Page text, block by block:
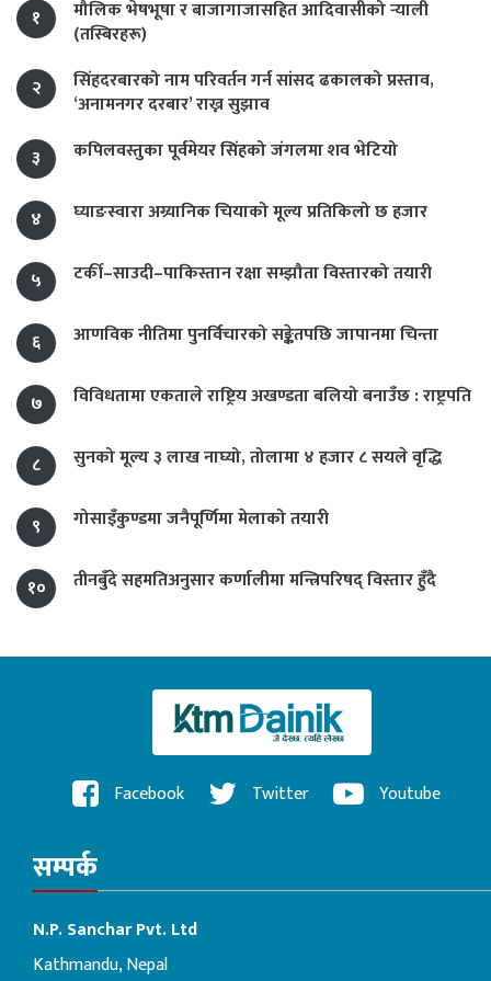
१
मौलिक भेषभूषा र बाजागाजासहित आदिवासीको र्‍याली
(तस्बिरहरू)
२
सिंहदरबारको नाम परिवर्तन गर्न सांसद ढकालको प्रस्ताव,
‘अनामनगर दरबार’ राख्न सुझाव
३
कपिलवस्तुका पूर्वमेयर सिंहको जंगलमा शव भेटियो
४ घ्याङस्वारा अग्र्यानिक चियाको मूल्य प्रतिकिलो छ हजार
५ टर्की–साउदी–पाकिस्तान रक्षा सम्झौता विस्तारको तयारी
६ आणविक नीतिमा पुनर्विचारको सङ्केतपछि जापानमा चिन्ता
७ विविधतामा एकताले राष्ट्रिय अखण्डता बलियो बनाउँछ : राष्ट्रपति
८ सुनको मूल्य ३ लाख नाघ्यो, तोलामा ४ हजार ८ सयले वृद्धि
९ गोसाइँकुण्डमा जनैपूर्णिमा मेलाको तयारी
१० तीनबुँदे सहमतिअनुसार कर्णालीमा मन्त्रिपरिषद् विस्तार हुँदै
Facebook Twitter Youtube
सम्पर्क
N.P. Sanchar Pvt. Ltd
Kathmandu, Nepal